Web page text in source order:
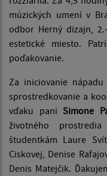
múzických umení v
odbor Herný dizajn,
estetické miesto.
poďakovanie.
Za iniciovanie
sprostredkovanie a
vďaku pani Simone
životného
študentkám Laure
Ciskovej, Denise
Denis Matejčik.